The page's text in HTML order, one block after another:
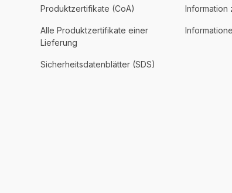
Produktzertifikate (CoA)
Alle Produktzertifikate einer
Lieferung
Sicherheitsdatenblätter (SDS)
Information